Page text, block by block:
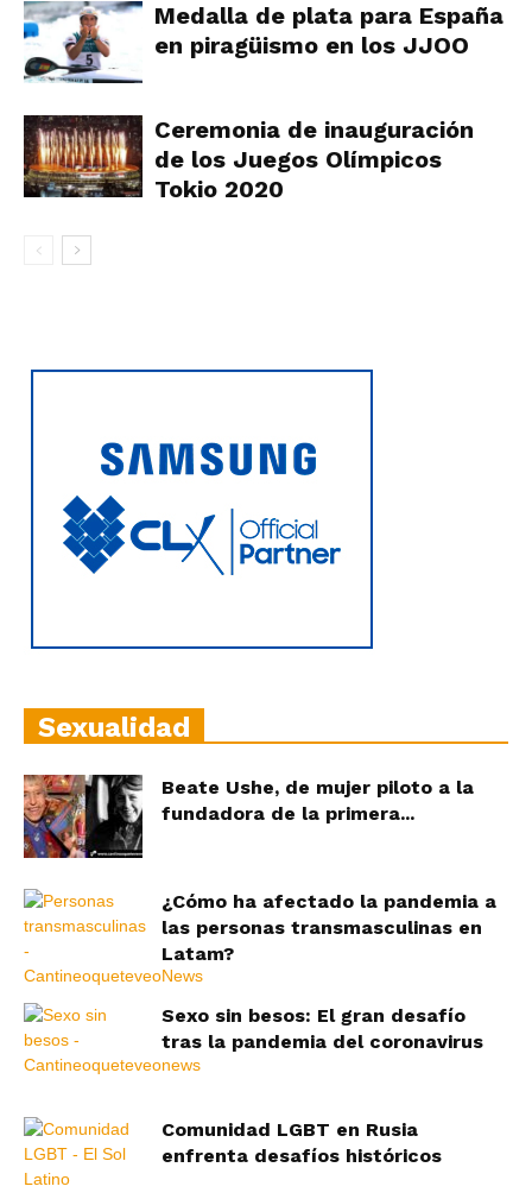
Medalla de plata para España
en piragüismo en los JJOO
Ceremonia de inauguración
de los Juegos Olímpicos
Tokio 2020
Sexualidad
Beate Ushe, de mujer piloto a la
fundadora de la primera...
¿Cómo ha afectado la pandemia a
las personas transmasculinas en
Latam?
Sexo sin besos: El gran desafío
tras la pandemia del coronavirus
Comunidad LGBT en Rusia
enfrenta desafíos históricos